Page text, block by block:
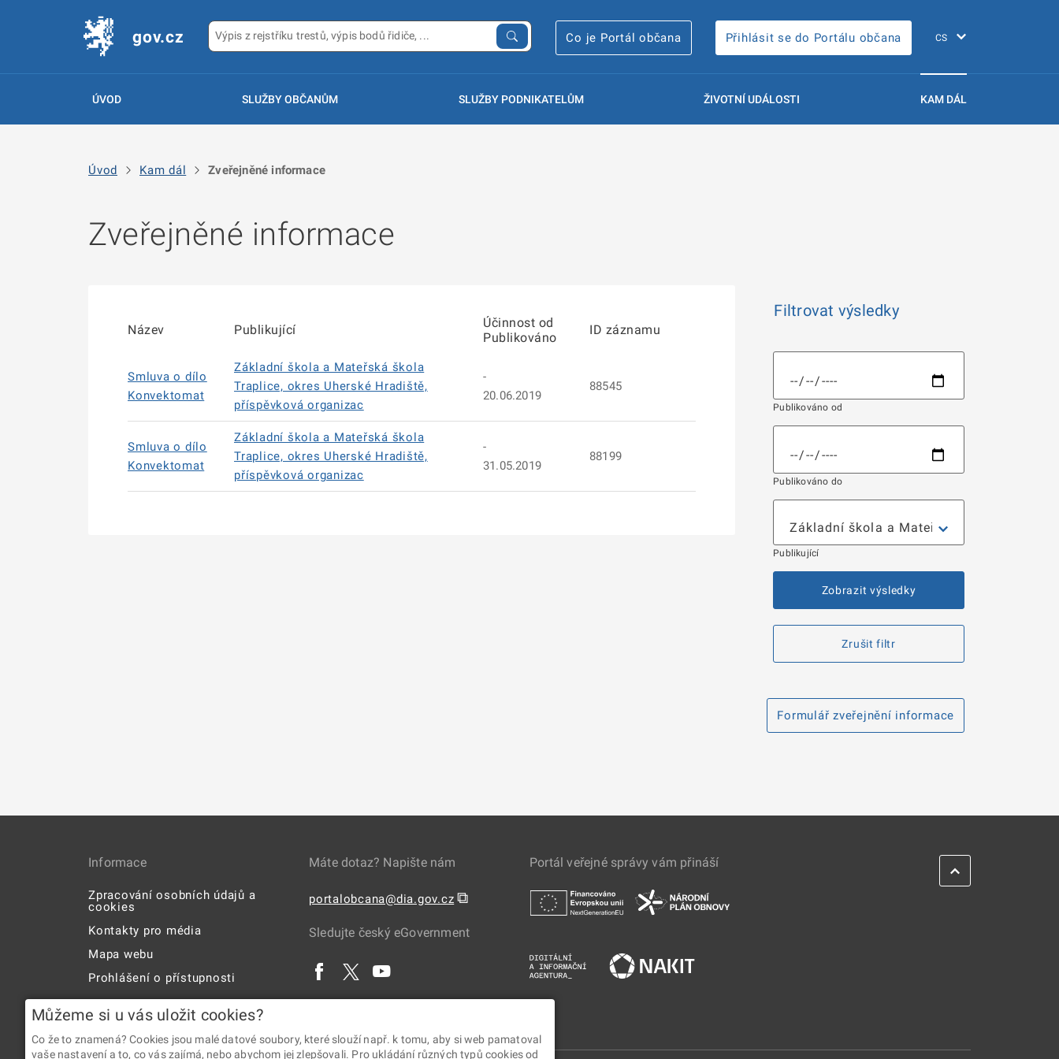
gov.cz Co je Portál občana Přihlásit se do Portálu občana
ÚVOD SLUŽBY OBČANŮM SLUŽBY PODNIKATELŮM ŽIVOTNÍ UDÁLOSTI KAM DÁL
Úvod Kam dál Zveřejněné informace
Zveřejněné informace
Filtrovat výsledky
Publikováno od
Publikováno do
Publikující
Zobrazit výsledky
Zrušit filtr
Formulář zveřejnění informace
Název Publikující
Účinnost od
Publikováno
ID záznamu
Smluva o dílo
Konvektomat
Základní škola a Mateřská škola
Traplice, okres Uherské Hradiště,
příspěvková organizac
-
20.06.2019
88545
Smluva o dílo
Konvektomat
Základní škola a Mateřská škola
Traplice, okres Uherské Hradiště,
příspěvková organizac
-
31.05.2019
88199
Informace
Zpracování osobních údajů a
cookies
Kontakty pro média
Mapa webu
Prohlášení o přístupnosti
Máte dotaz? Napište nám
portalobcana@dia.gov.cz ⧉
Sledujte český eGovernment
Portál veřejné správy vám přináší
Můžeme si u vás uložit cookies?
Co že to znamená? Cookies jsou malé datové soubory, které slouží např. k tomu, aby si web pamatoval
vaše nastavení a to, co vás zajímá, nebo abychom jej zlepšovali. Pro ukládání různých typů cookies od